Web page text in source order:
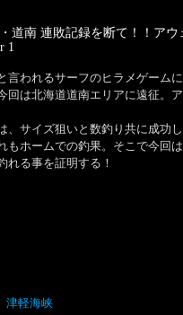
道南 連敗記録を断て！！ア
1
言われるサーフのヒラメゲーム
回は北海道道南エリアに遠征。
、サイズ狙いと数釣り共に成功
もホームでの釣果。そこで今回
れる事を証明する！
津軽海峡